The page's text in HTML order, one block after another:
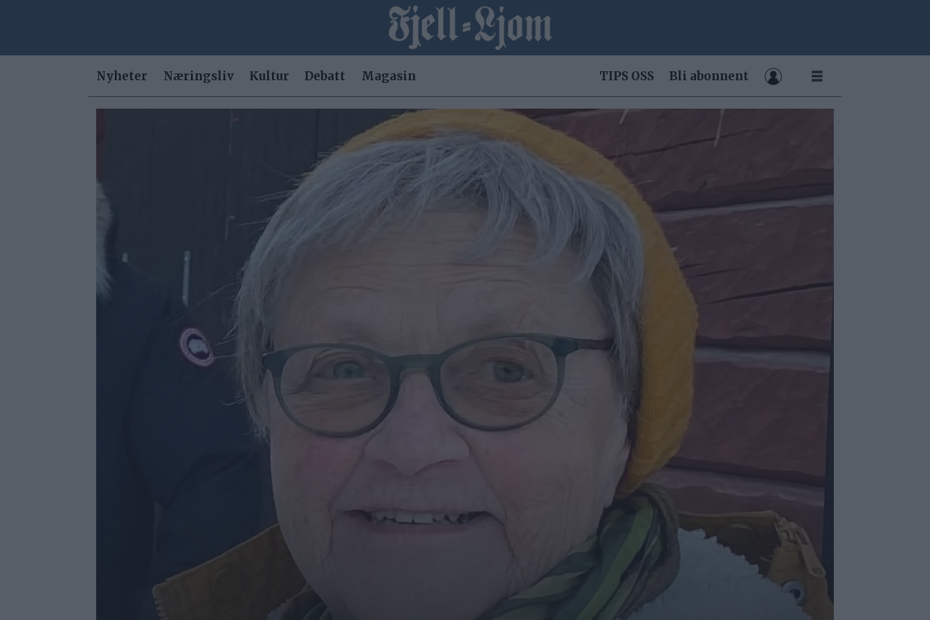
Nyheter Næringsliv Kultur Debatt Magasin TIPS OSS Bli abonnent